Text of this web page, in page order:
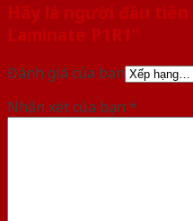
Hãy là người đầu tiên
Laminate P1R1”
Đánh giá của bạn
Nhận xét của bạn *